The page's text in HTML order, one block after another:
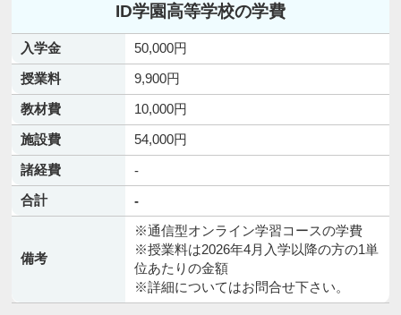
ID学園高等学校の学費
入学金
50,000円
授業料
9,900円
教材費
10,000円
施設費
54,000円
諸経費
-
合計
-
備考
※通信型オンライン学習コースの学費
※授業料は2026年4月入学以降の方の1単
位あたりの金額
※詳細についてはお問合せ下さい。